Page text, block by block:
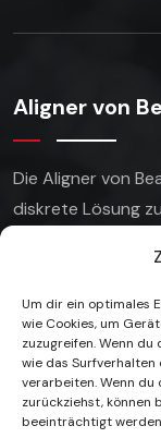
Um dir ein optimales
wie Cookies, um
zuzugreifen. Wenn
wie das
verarbeiten. Wenn
zurückziehst, können
beeinträchtigt
Aligner von
Die Aligner von
diskrete Lösung
Unsere